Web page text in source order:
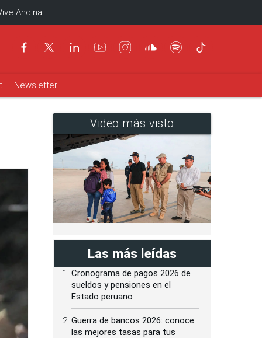
Andina
Newsletter
Video más visto
Las más leídas
Cronograma de pagos 2026 de
sueldos y pensiones en el
Estado peruano
Guerra de bancos 2026: conoce
las mejores tasas para tus